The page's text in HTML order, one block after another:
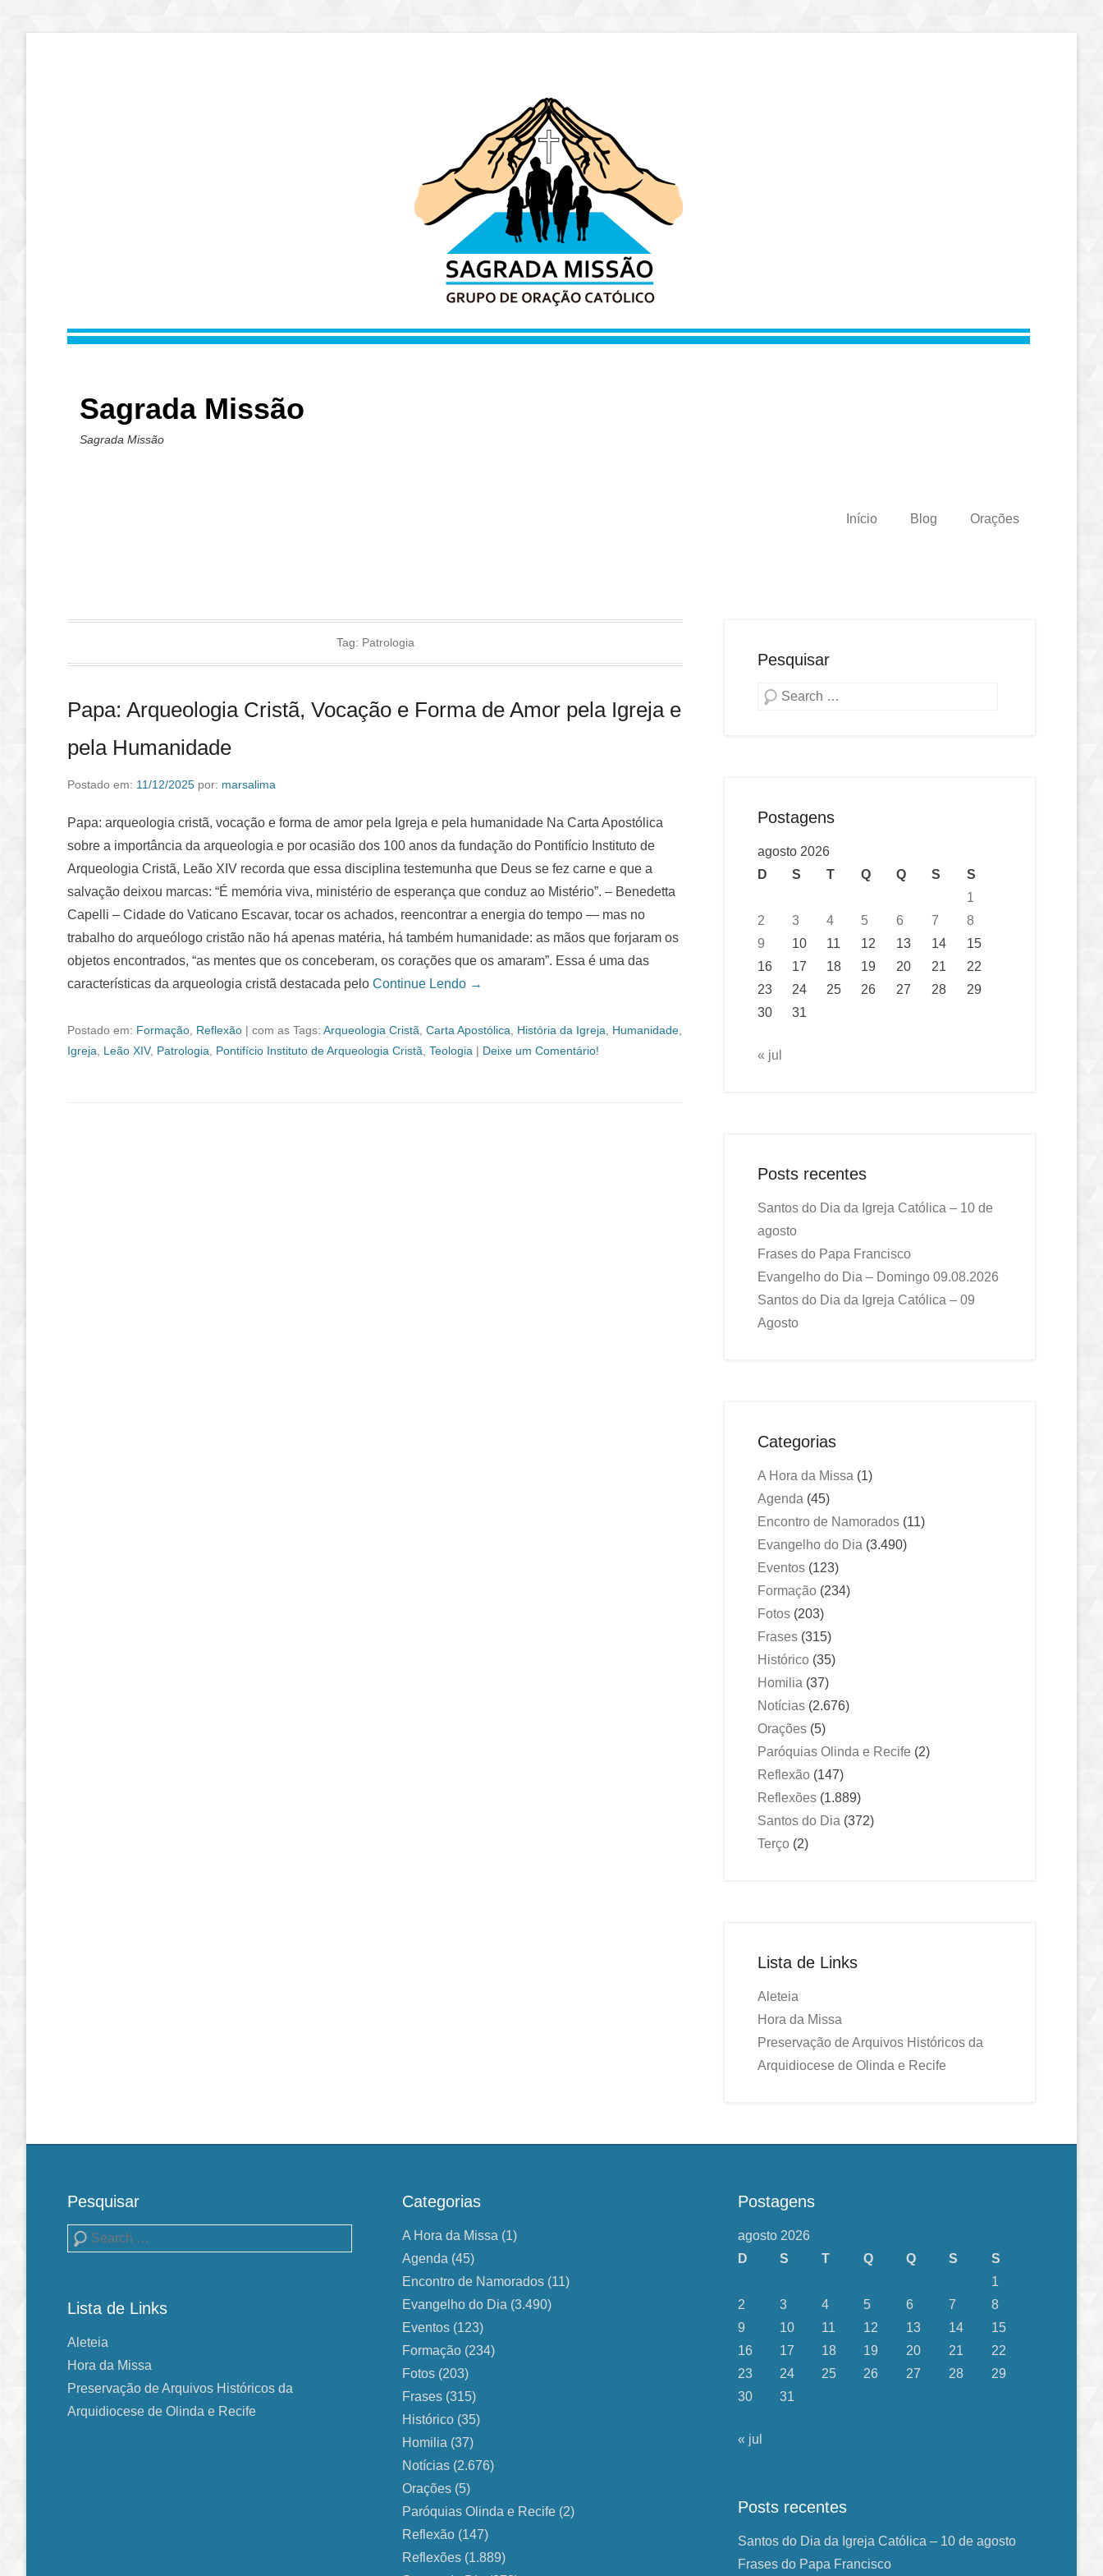
Sagrada Missão
Sagrada Missão
Início Blog Orações
Tag: Patrologia
Papa: Arqueologia Cristã, Vocação e Forma de Amor pela Igreja e
pela Humanidade
Postado em: 11/12/2025 por: marsalima
Papa: arqueologia cristã, vocação e forma de amor pela Igreja e pela humanidade Na Carta Apostólica
sobre a importância da arqueologia e por ocasião dos 100 anos da fundação do Pontifício Instituto de
Arqueologia Cristã, Leão XIV recorda que essa disciplina testemunha que Deus se fez carne e que a
salvação deixou marcas: “É memória viva, ministério de esperança que conduz ao Mistério”. – Benedetta
Capelli – Cidade do Vaticano Escavar, tocar os achados, reencontrar a energia do tempo — mas no
trabalho do arqueólogo cristão não há apenas matéria, há também humanidade: as mãos que forjaram os
objetos encontrados, “as mentes que os conceberam, os corações que os amaram”. Essa é uma das
características da arqueologia cristã destacada pelo Continue Lendo →
Postado em: Formação Reflexão | com as Tags: Arqueologia Cristã Carta Apostólica História da Igreja Humanidade
Igreja
Leão XIV, Patrologia Pontifício Instituto de Arqueologia Cristã Teologia | Deixe um Comentário!
Pesquisar
Pesquisa
Postagens
agosto 2026
D
S T Q Q S
S
1
2
3 4 5 6 7
8
9
10 11 12 13 14
15
16
17 18 19 20 21
22
23
24 25 26 27 28
29
30
31
« jul
Posts recentes
Santos do Dia da Igreja Católica – 10 de
agosto
Frases do Papa Francisco
Evangelho do Dia – Domingo 09.08.2026
Santos do Dia da Igreja Católica – 09
Agosto
Categorias
A Hora da Missa (1)
Agenda (45)
Encontro de Namorados (11)
Evangelho do Dia (3.490)
Eventos (123)
Formação (234)
Fotos (203)
Frases (315)
Histórico (35)
Homilia (37)
Notícias (2.676)
Orações (5)
Paróquias Olinda e Recife (2)
Reflexão (147)
Reflexões (1.889)
Santos do Dia (372)
Terço (2)
Lista de Links
Aleteia
Hora da Missa
Preservação de Arquivos Históricos da
Arquidiocese de Olinda e Recife
Pesquisar
Pesquisa
Lista de Links
Aleteia
Hora da Missa
Preservação de Arquivos Históricos da
Arquidiocese de Olinda e Recife
Categorias
A Hora da Missa (1)
Agenda (45)
Encontro de Namorados (11)
Evangelho do Dia (3.490)
Eventos (123)
Formação (234)
Fotos (203)
Frases (315)
Histórico (35)
Homilia (37)
Notícias (2.676)
Orações (5)
Paróquias Olinda e Recife (2)
Reflexão (147)
Reflexões (1.889)
Postagens
agosto 2026
D
S T Q Q S
S
1
2
3 4 5 6 7
8
9
10 11 12 13 14
15
16
17 18 19 20 21
22
23
24 25 26 27 28
29
30
31
« jul
Posts recentes
Santos do Dia da Igreja Católica – 10 de agosto
Frases do Papa Francisco